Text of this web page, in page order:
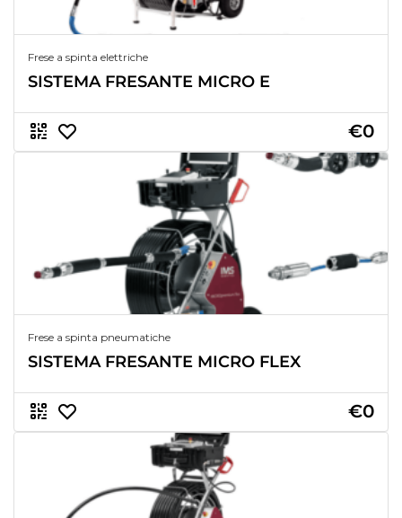
Frese a spinta elettriche
SISTEMA FRESANTE MICRO E
€0
Frese a spinta pneumatiche
SISTEMA FRESANTE MICRO FLEX
€0